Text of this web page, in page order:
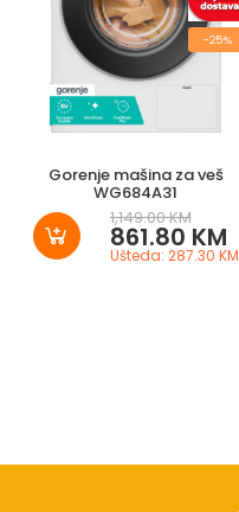
-25%
Gorenje mašina za veš
WG684A31
1,149.00 KM
861.80 KM
Ušteda: 287.30 KM